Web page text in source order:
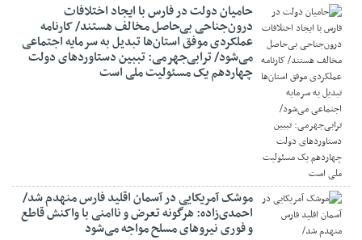
حامیان دولت در فارس با ایجاد اختلافات
درون‌جناحی بی‌حاصل مخالف هستند/ کارنامه
عملکردی موفق استان‌ها تبدیل به سرمایه اجتماعی
می‌شود/ ترابی‌جهرمی: تببین دستاوردهای دولت
چهاردهم یک مسئولیت ملی است
موشک آمریکایی در آسمان اقلید فارس منهدم شد/
احمدی‌زاده: هرگونه تعرض و ناامنی با واکنش قاطع
و فوری نیرو‌های مسلح مواجه می‌شود